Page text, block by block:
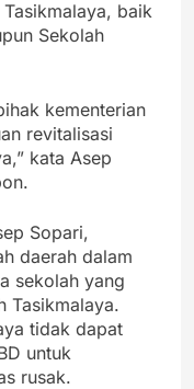
baik
Sekolah
kementerian
revitalisasi
kata Asep
Sopari,
daerah dalam
sekolah yang
Tasikmalaya.
tidak dapat
untuk
rusak.